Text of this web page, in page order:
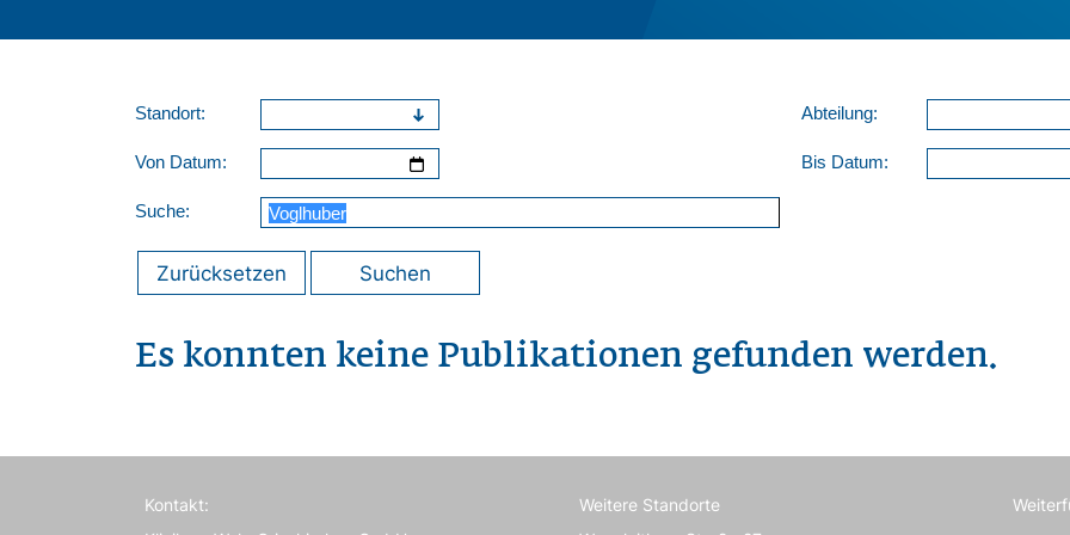
Standort: Abteilung:
Von Datum: Bis Datum:
Suche:
Zurücksetzen Suchen
Es konnten keine Publikationen gefunden werden.
Kontakt:
Weitere Standorte